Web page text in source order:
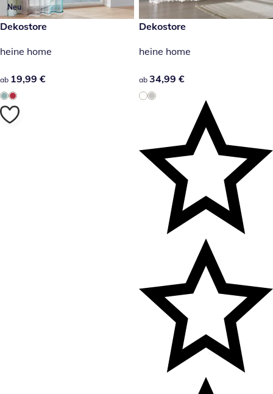
Neu
19,99 €
Dekostore
heine home
19,99 €
ab 19,99 €
34,99 €
Dekostore
heine home
34,99 €
ab 34,99 €